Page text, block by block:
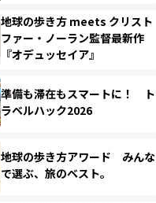
地球の歩き方 meets クリスト
ファー・ノーラン監督最新作
『オデュッセイア』
準備も滞在もスマートに！ ト
ラベルハック2026
地球の歩き方アワード みんな
で選ぶ、旅のベスト。